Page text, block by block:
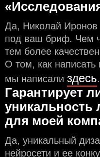
Да, Николай Иронов
под ваш бриф. Чем
тем более
О том, как написать
мы написали здесь.
Гарантирует
уникальность
для моей
Да, уникальный
нейросети и еe